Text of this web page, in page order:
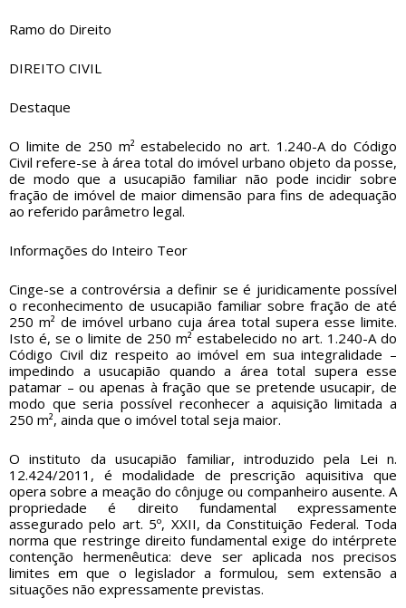
Ramo do Direito
DIREITO CIVIL
Destaque
O limite de 250 m² estabelecido no art. 1.240-A do Código
Civil refere-se à área total do imóvel urbano objeto da posse,
de modo que a usucapião familiar não pode incidir sobre
fração de imóvel de maior dimensão para fins de adequação
ao referido parâmetro legal.
Informações do Inteiro Teor
Cinge-se a controvérsia a definir se é juridicamente possível
o reconhecimento de usucapião familiar sobre fração de até
250 m² de imóvel urbano cuja área total supera esse limite.
Isto é, se o limite de 250 m² estabelecido no art. 1.240-A do
Código Civil diz respeito ao imóvel em sua integralidade –
impedindo a usucapião quando a área total supera esse
patamar – ou apenas à fração que se pretende usucapir, de
modo que seria possível reconhecer a aquisição limitada a
250 m², ainda que o imóvel total seja maior.
O instituto da usucapião familiar, introduzido pela Lei n.
12.424/2011, é modalidade de prescrição aquisitiva que
opera sobre a meação do cônjuge ou companheiro ausente. A
propriedade é direito fundamental expressamente
assegurado pelo art. 5º, XXII, da Constituição Federal. Toda
norma que restringe direito fundamental exige do intérprete
contenção hermenêutica: deve ser aplicada nos precisos
limites em que o legislador a formulou, sem extensão a
situações não expressamente previstas.